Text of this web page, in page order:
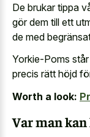
De brukar tippa
gör dem till ett
de med
Yorkie-Poms
precis rätt höjd
Worth a look:
Var man kan